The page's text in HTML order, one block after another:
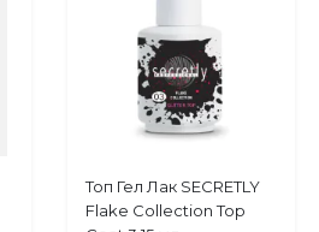
Добави
в
Купи
Топ Гел Лак SECRETLY
Flake Collection Top